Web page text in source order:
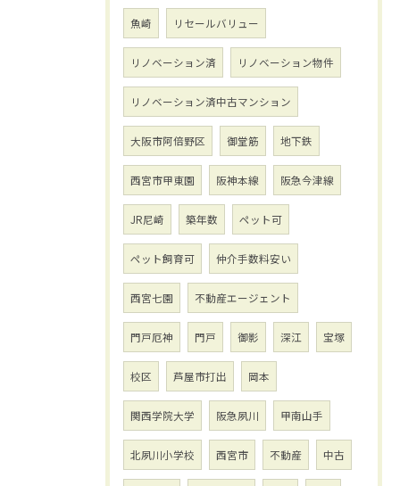
魚崎 リセールバリュー
リノベーション済 リノベーション物件
リノベーション済中古マンション
大阪市阿倍野区 御堂筋 地下鉄
西宮市甲東園 阪神本線 阪急今津線
JR尼崎 築年数 ペット可
ペット飼育可 仲介手数料安い
西宮七園 不動産エージェント
門戸厄神 門戸 御影 深江 宝塚
校区 芦屋市打出 岡本
関西学院大学 阪急夙川 甲南山手
北夙川小学校 西宮市 不動産 中古